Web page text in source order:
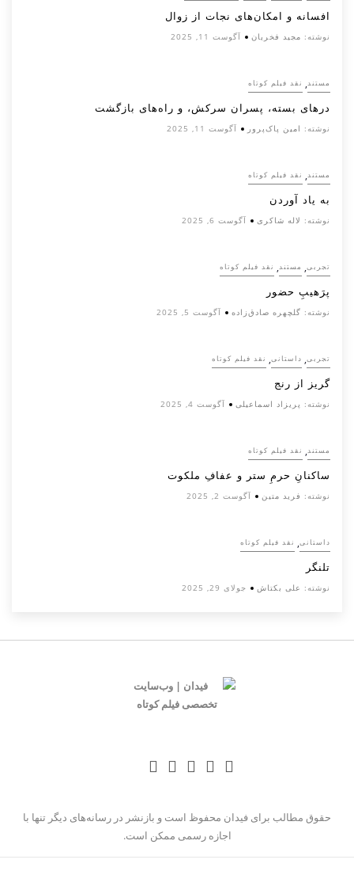
افسانه‌ و امکان‌های نجات از زوال
نوشته: مجید فخریان آگوست 11, 2025
مستند, نقد فیلم کوتاه
درهای بسته، پسران سرکش، و راه‌های بازگشت
نوشته: امین پاک‌پرور آگوست 11, 2025
مستند, نقد فیلم کوتاه
به یاد آوردن
نوشته: لاله شاکری آگوست 6, 2025
تجربی, مستند, نقد فیلم کوتاه
پرَهیب‌ِ حضور
نوشته: گلچهره صادق‌زاده آگوست 5, 2025
تجربی, داستانی, نقد فیلم کوتاه
گریز از رنج
نوشته: پریزاد اسماعیلی آگوست 4, 2025
مستند, نقد فیلم کوتاه
ساکنانِ حرمِ ستر و عفافِ ملکوت
نوشته: فرید متین آگوست 2, 2025
داستانی, نقد فیلم کوتاه
تلنگر
نوشته: علی بکتاش جولای 29, 2025
حقوق مطالب برای فیدان محفوظ است و بازنشر در رسانه‌های دیگر تنها با
اجازه رسمی ممکن است.